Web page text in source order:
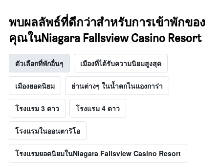
พบผลลัพธ์ที่ดีกว่าสำหรับการเข้าพักของ
คุณในNiagara Fallsview Casino Resort
ตัวเลือกที่พักอื่นๆ เมืองที่ได้รับความนิยมสูงสุด
เมืองยอดนิยม ย่านต่างๆ ในน้ำตกไนแองการ่า
โรงแรม 3 ดาว โรงแรม 4 ดาว
โรงแรมในออนตาริโอ
โรงแรมยอดนิยมในNiagara Fallsview Casino Resort